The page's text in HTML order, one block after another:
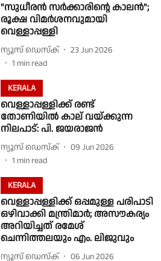
"സുധീരൻ സർക്കാരിൻ്റെ കാലൻ";
രൂക്ഷ വിമർശനവുമായി
വെള്ളാപ്പള്ളി
ന്യൂസ് ഡെസ്ക്
23 Jun 2026
1 min read
KERALA
വെള്ളാപ്പള്ളിക്ക് രണ്ട്
തോണിയിൽ കാല് വയ്ക്കുന്ന
നിലപാട്: പി. ജയരാജൻ
ന്യൂസ് ഡെസ്ക്
09 Jun 2026
1 min read
KERALA
വെള്ളാപ്പള്ളിക്ക് ഒപ്പമുള്ള പരിപാടി
ഒഴിവാക്കി മന്ത്രിമാർ; അസൗകര്യം
അറിയിച്ചത് രമേശ്
ചെന്നിത്തലയും എം. ലിജുവും
ന്യൂസ് ഡെസ്ക്
06 Jun 2026